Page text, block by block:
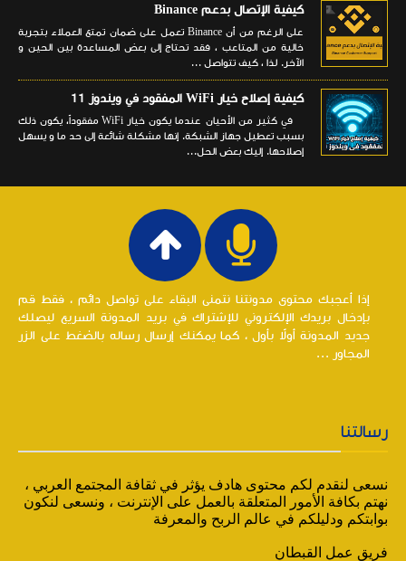
كيفية الإتصال بدعم Binance
على الرغم من أن Binance تعمل على ضمان تمتع العملاء بتجربة
خالية من المتاعب ، فقد تحتاج إلى بعض المساعدة بين الحين و
الآخر. لذا ، كيف تتواصل ...
كيفية إصلاح خيار WiFi المفقود في ويندوز 11
في كثير من الأحيان عندما يكون خيار WiFi مفقوداً، يكون ذلك
بسبب تعطيل جهاز الشبكة. إنها مشكلة شائعة إلى حد ما و يسهل
إصلاحها. إليك بعض الحل...
إذا أعجبك محتوى مدونتنا نتمنى البقاء على تواصل دائم ، فقط قم
بإدخال بريدك الإلكتروني للإشتراك في بريد المدونة السريع ليصلك
جديد المدونة أولاً بأول ، كما يمكنك إرسال رساله بالضغط على الزر
المجاور ...
رسالتنا
نسعى لنقدم لكم محتوى هادف يؤثر في ثقافة المجتمع العربي ،
نهتم بكافة الأمور المتعلقة بالعمل على الإنترنت ، ونسعى لنكون
بوابتكم ودليلكم في عالم الربح والمعرفة
فريق عمل القبطان